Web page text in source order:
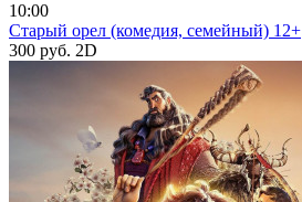
10:00
Старый орел (комедия, семейный) 12+
300 руб. 2D